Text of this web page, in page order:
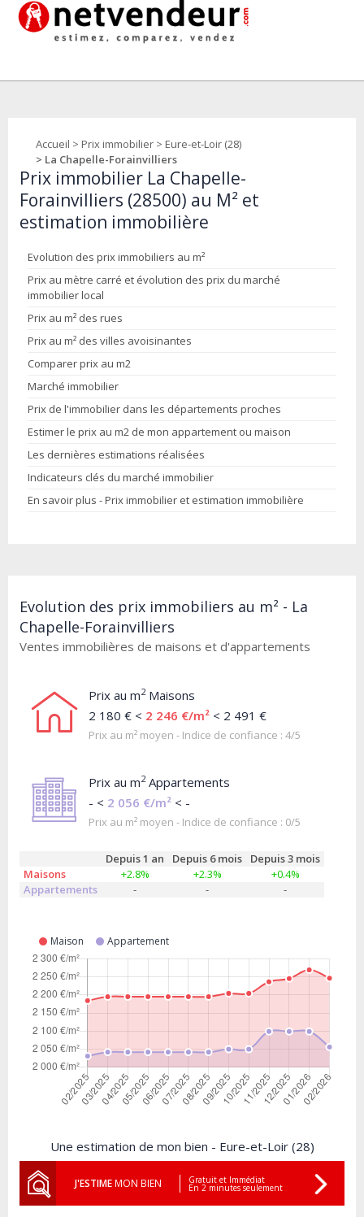
Accueil > Prix immobilier > Eure-et-Loir (28)
> La Chapelle-Forainvilliers
Prix immobilier La Chapelle-
Forainvilliers (28500) au M² et
estimation immobilière
Evolution des prix immobiliers au m²
Prix au mètre carré et évolution des prix du marché
immobilier local
Prix au m² des rues
Prix au m² des villes avoisinantes
Comparer prix au m2
Marché immobilier
Prix de l'immobilier dans les départements proches
Estimer le prix au m2 de mon appartement ou maison
Les dernières estimations réalisées
Indicateurs clés du marché immobilier
En savoir plus - Prix immobilier et estimation immobilière
Evolution des prix immobiliers au m² - La
Chapelle-Forainvilliers
Ventes immobilières de maisons et d'appartements
Prix au m2Maisons
2 180 € < 2 246 €/m² < 2 491 €
Prix au m² moyen - Indice de confiance : 4/5
Prix au m2Appartements
- < 2 056 €/m² < -
Prix au m² moyen - Indice de confiance : 0/5
Depuis 1 an Depuis 6 mois
Depuis 3 mois
Maisons
+2.8% +2.3%
+0.4%
Appartements
- - -
Maison Appartement
Une estimation de mon bien - Eure-et-Loir (28)
J'ESTIMEMON BIEN Gratuit et Immédiat
En 2 minutes seulement